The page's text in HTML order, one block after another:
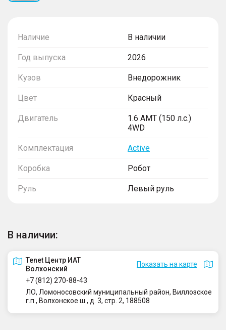
Наличие В наличии
Год выпуска 2026
Кузов Внедорожник
Цвет Красный
Двигатель
1.6 AMT (150 л.с.)
4WD
Комплектация Active
Коробка Робот
Руль Левый руль
В наличии:
Tenet Центр ИАТ
Волхонский
Показать на карте
+7 (812) 270-88-43
ЛО, Ломоносовский муниципальный район, Виллозское
г.п., Волхонское ш., д. 3, стр. 2, 188508